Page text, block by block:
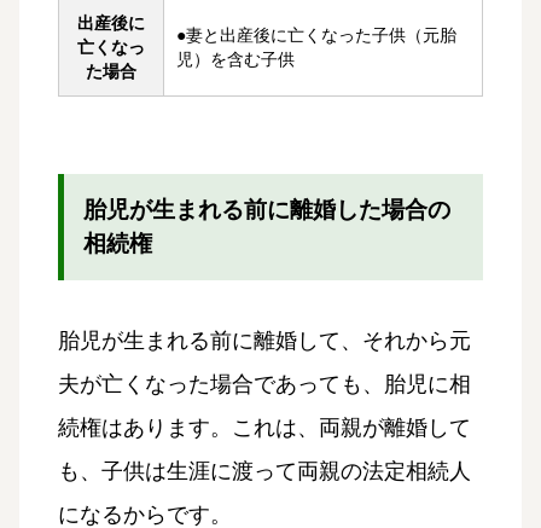
出産後に
亡くなっ
た場合
●妻と出産後に亡くなった子供（元胎
児）を含む子供
胎児が生まれる前に離婚した場合の
相続権
胎児が生まれる前に離婚して、それから元
夫が亡くなった場合であっても、胎児に相
続権はあります。これは、両親が離婚して
も、子供は生涯に渡って両親の法定相続人
になるからです。